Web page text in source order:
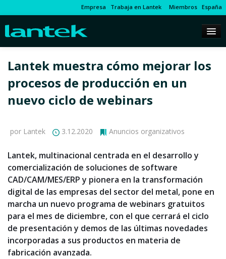
Empresa Trabaja en Lantek Miembros España
Lantek muestra cómo mejorar los
procesos de producción en un
nuevo ciclo de webinars
por Lantek 3.12.2020 Anuncios organizativos
Lantek, multinacional centrada en el desarrollo y
comercialización de soluciones de software
CAD/CAM/MES/ERP y pionera en la transformación
digital de las empresas del sector del metal, pone en
marcha un nuevo programa de webinars gratuitos
para el mes de diciembre, con el que cerrará el ciclo
de presentación y demos de las últimas novedades
incorporadas a sus productos en materia de
fabricación avanzada.